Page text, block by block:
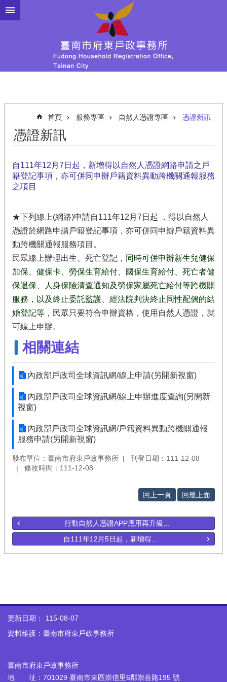
跳到主要內容區塊
首頁 服務專區 自然人憑證專區 憑證新訊
憑證新訊
自111年12月7日起，新增得以自然人憑證網路申請之戶
籍登記事項，亦可併同申辦戶籍資料異動跨機關通報服務
之項目
★下列線上(網路)申請自111年12月7日起 ，得以自然人
憑證於網路申請戶籍登記事項，亦可併同申辧戶籍資料異
動跨機關通報服務項目。
民眾線上辦理出生、死亡登記， 同時可併申辦新生兒健保
加保、健保卡、勞保生育給付、國保生育給付、死亡者健
保退保、人身保險清查通知及勞保家屬死亡給付等跨機關
服務，以及終止委託監護、經法院判決終止同性配偶的結
婚登記等 ，民眾只要符合申辦資格，使用自然人憑證，就
可線上申辦。
相關連結
內政部戶政司全球資訊網/線上申請(另開新視窗)
內政部戶政司全球資訊網/線上申辦進度查詢(另開新
視窗)
內政部戶政司全球資訊網/戶籍資料異動跨機關通報
服務申請(另開新視窗)
發布單位：臺南市府東戶政事務所
刊登日期：111-12-08
修改時間：111-12-08
回上一頁 回最上面
行動自然人憑證APP應用再升級...
自111年12月5日起，新增得...
更新日期：
115-08-07
資料維護：臺南市府東戶政事務所
臺南市府東戶政事務所
地 址：701029 臺南市東區崇信里6鄰崇善路195 號